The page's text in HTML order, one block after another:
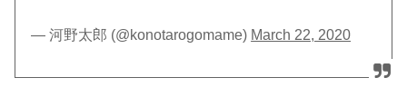
— 河野太郎 (@konotarogomame) March 22, 2020